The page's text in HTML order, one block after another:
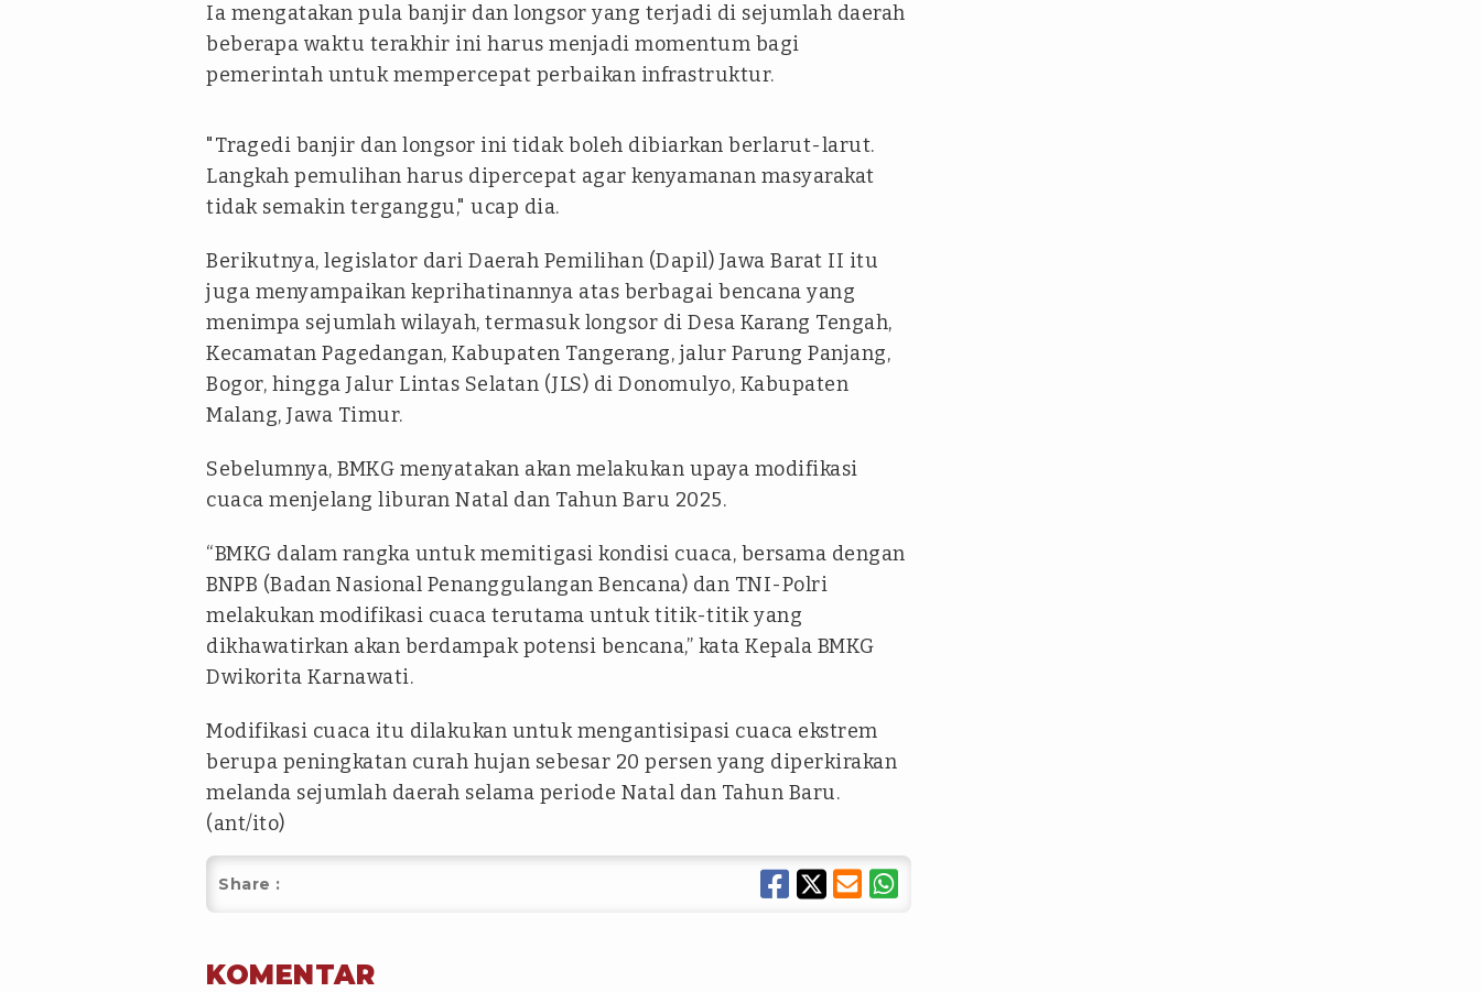
Ia mengatakan pula banjir dan longsor yang terjadi di sejumlah daerah
beberapa waktu terakhir ini harus menjadi momentum bagi
pemerintah untuk mempercepat perbaikan infrastruktur.
"Tragedi banjir dan longsor ini tidak boleh dibiarkan berlarut-larut.
Langkah pemulihan harus dipercepat agar kenyamanan masyarakat
tidak semakin terganggu," ucap dia.
Berikutnya, legislator dari Daerah Pemilihan (Dapil) Jawa Barat II itu
juga menyampaikan keprihatinannya atas berbagai bencana yang
menimpa sejumlah wilayah, termasuk longsor di Desa Karang Tengah,
Kecamatan Pagedangan, Kabupaten Tangerang, jalur Parung Panjang,
Bogor, hingga Jalur Lintas Selatan (JLS) di Donomulyo, Kabupaten
Malang, Jawa Timur.
Sebelumnya, BMKG menyatakan akan melakukan upaya modifikasi
cuaca menjelang liburan Natal dan Tahun Baru 2025.
“BMKG dalam rangka untuk memitigasi kondisi cuaca, bersama dengan
BNPB (Badan Nasional Penanggulangan Bencana) dan TNI-Polri
melakukan modifikasi cuaca terutama untuk titik-titik yang
dikhawatirkan akan berdampak potensi bencana,” kata Kepala BMKG
Dwikorita Karnawati.
Modifikasi cuaca itu dilakukan untuk mengantisipasi cuaca ekstrem
berupa peningkatan curah hujan sebesar 20 persen yang diperkirakan
melanda sejumlah daerah selama periode Natal dan Tahun Baru.
(ant/ito)
Share :
KOMENTAR